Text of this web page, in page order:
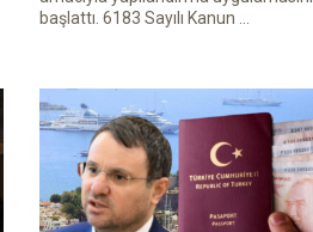
başlattı. 6183 Sayılı Kanun ...